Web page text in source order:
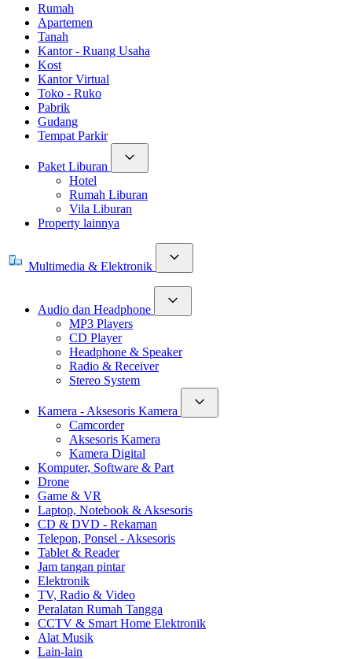
Rumah
Apartemen
Tanah
Kantor - Ruang Usaha
Kost
Kantor Virtual
Toko - Ruko
Pabrik
Gudang
Tempat Parkir
Paket Liburan
Hotel
Rumah Liburan
Vila Liburan
Property lainnya
Multimedia & Elektronik
Audio dan Headphone
MP3 Players
CD Player
Headphone & Speaker
Radio & Receiver
Stereo System
Kamera - Aksesoris Kamera
Camcorder
Aksesoris Kamera
Kamera Digital
Komputer, Software & Part
Drone
Game & VR
Laptop, Notebook & Aksesoris
CD & DVD - Rekaman
Telepon, Ponsel - Aksesoris
Tablet & Reader
Jam tangan pintar
Elektronik
TV, Radio & Video
Peralatan Rumah Tangga
CCTV & Smart Home Elektronik
Alat Musik
Lain-lain